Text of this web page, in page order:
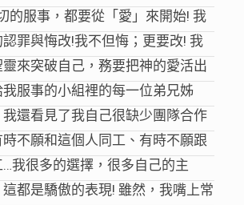
的服事，都要從「愛」來開始! 我
罪與悔改!我不但悔；更要改! 我
來突破自己，務要把神的愛活出
服事的小組裡的每一位弟兄姊
還看見了我自己很缺少團隊合作
不願和這個人同工、有時不願跟
我很多的選擇，很多自己的主
這都是驕傲的表現! 雖然，我嘴上常